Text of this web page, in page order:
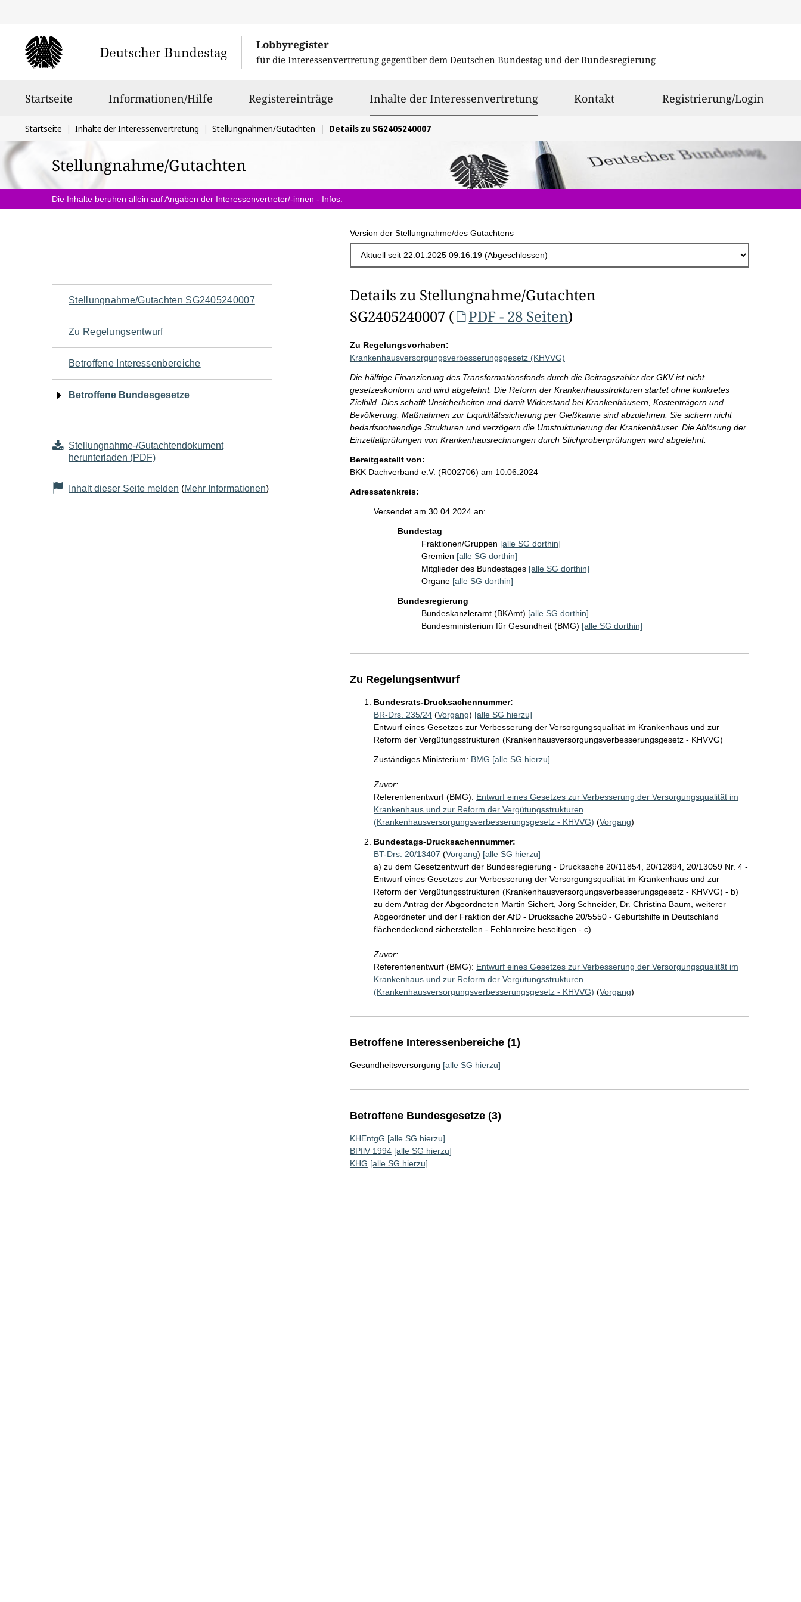
Lobbyregister
für die Interessenvertretung gegenüber dem Deutschen Bundestag und der Bundesregierung
Startseite Informationen/Hilfe Registereinträge Inhalte der Interessenvertretungausgewählt
Kontakt Registrierung/Login
Sie
befinden
sich
hier:
Startseite Inhalte der Interessenvertretung Stellungnahmen/Gutachten Details zu SG2405240007
Stellungnahme/Gutachten
Die Inhalte beruhen allein auf Angaben der Interessenvertreter/-innen - Infos
Version der Stellungnahme/des Gutachtens
Navigation
für
den
Seiteninhalt
Stellungnahme/Gutachten SG2405240007
Zu Regelungsentwurf
Betroffene Interessenbereiche
Betroffene Bundesgesetze
Stellungnahme-/Gutachtendokument
herunterladen (PDF)
Inhalt dieser Seite melden (Mehr Informationen)
Details zu Stellungnahme/Gutachten
SG2405240007 (
PDF - 28 Seiten)
Zu Regelungsvorhaben:
Krankenhausversorgungsverbesserungsgesetz (KHVVG)
Die hälftige Finanzierung des Transformationsfonds durch die Beitragszahler der GKV ist nicht
gesetzeskonform und wird abgelehnt. Die Reform der Krankenhausstrukturen startet ohne konkretes
Zielbild. Dies schafft Unsicherheiten und damit Widerstand bei Krankenhäusern, Kostenträgern und
Bevölkerung. Maßnahmen zur Liquiditätssicherung per Gießkanne sind abzulehnen. Sie sichern nicht
bedarfsnotwendige Strukturen und verzögern die Umstrukturierung der Krankenhäuser. Die Ablösung der
Einzelfallprüfungen von Krankenhausrechnungen durch Stichprobenprüfungen wird abgelehnt.
Bereitgestellt von:
BKK Dachverband e.V. (R002706) am 10.06.2024
Adressatenkreis:
Versendet am 30.04.2024 an:
Bundestag
Fraktionen/Gruppen [alle SG dorthin]
Gremien [alle SG dorthin]
Mitglieder des Bundestages [alle SG dorthin]
Organe [alle SG dorthin]
Bundesregierung
Bundeskanzleramt (BKAmt) [alle SG dorthin]
Bundesministerium für Gesundheit (BMG) [alle SG dorthin]
Zu Regelungsentwurf
Bundesrats-Drucksachennummer:
BR-Drs. 235/24(Vorgang) [alle SG hierzu]
Entwurf eines Gesetzes zur Verbesserung der Versorgungsqualität im Krankenhaus und zur
Reform der Vergütungsstrukturen (Krankenhausversorgungsverbesserungsgesetz - KHVVG)
Zuständiges Ministerium: BMG [alle SG hierzu]
Zuvor:
Referentenentwurf (BMG): Entwurf eines Gesetzes zur Verbesserung der Versorgungsqualität im
Krankenhaus und zur Reform der Vergütungsstrukturen
(Krankenhausversorgungsverbesserungsgesetz - KHVVG) (Vorgang)
Bundestags-Drucksachennummer:
BT-Drs. 20/13407 (Vorgang) [alle SG hierzu]
a) zu dem Gesetzentwurf der Bundesregierung - Drucksache 20/11854, 20/12894, 20/13059 Nr. 4 -
Entwurf eines Gesetzes zur Verbesserung der Versorgungsqualität im Krankenhaus und zur
Reform der Vergütungsstrukturen (Krankenhausversorgungsverbesserungsgesetz - KHVVG) - b)
zu dem Antrag der Abgeordneten Martin Sichert, Jörg Schneider, Dr. Christina Baum, weiterer
Abgeordneter und der Fraktion der AfD - Drucksache 20/5550 - Geburtshilfe in Deutschland
flächendeckend sicherstellen - Fehlanreize beseitigen - c)...
Zuvor:
Referentenentwurf (BMG): Entwurf eines Gesetzes zur Verbesserung der Versorgungsqualität im
Krankenhaus und zur Reform der Vergütungsstrukturen
(Krankenhausversorgungsverbesserungsgesetz - KHVVG) (Vorgang)
Betroffene Interessenbereiche (1)
Gesundheitsversorgung [alle SG hierzu]
Betroffene Bundesgesetze (3)
KHEntgG [alle SG hierzu]
BPflV 1994 [alle SG hierzu]
KHG [alle SG hierzu]